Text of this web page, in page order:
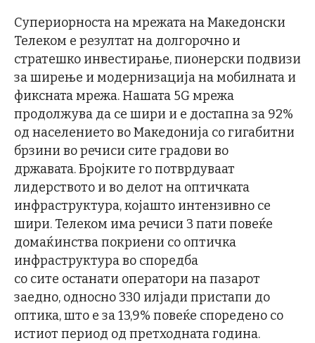
Супериорноста на мрежата на Македонски
Телеком е резултат на долгорочно и
стратешко инвестирање, пионерски подвизи
за ширење и модернизација на мобилната и
фиксната мрежа. Нашата 5G мрежа
продолжува да се шири и е достапна за 92%
од населението во Македонија со гигабитни
брзини во речиси сите градови во
државата. Бројките го потврдуваат
лидерството и во делот на оптичката
инфраструктура, којашто интензивно се
шири. Телеком има речиси 3 пати повеќе
домаќинства покриени со оптичка
инфраструктура во споредба
со сите останати оператори на пазарот
заедно, односно 330 илјади пристапи до
оптика, што е за 13,9% повеќе споредено со
истиот период од претходната година.